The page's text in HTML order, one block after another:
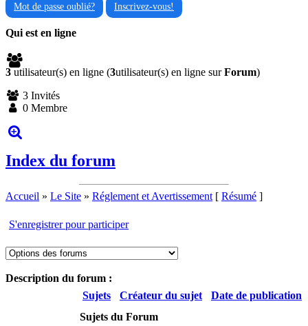
Mot de passe oublié? Inscrivez-vous!
Qui est en ligne
3 utilisateur(s) en ligne (3utilisateur(s) en ligne surForum)
3 Invités
0 Membre
Index du forum
Accueil » Le Site » Réglement et Avertissement [ Résumé ]
S'enregistrer pour participer
Description du forum :
Sujets
Créateur du sujet
Date de publication
Sujets du Forum